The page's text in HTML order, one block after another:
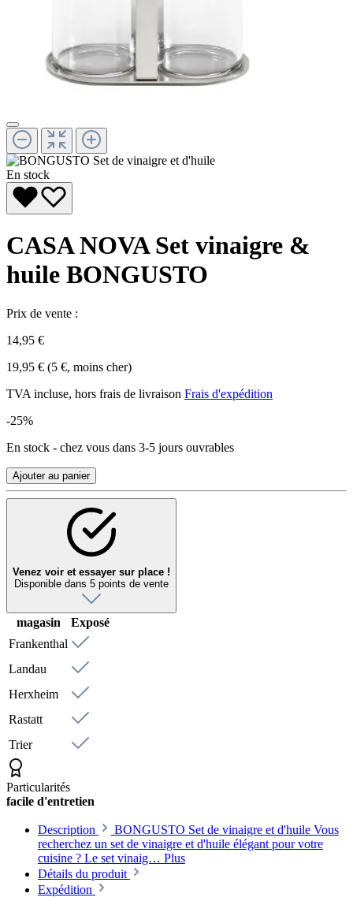
En stock
CASA NOVA Set vinaigre &
huile BONGUSTO
Prix de vente :
14,95 €
19,95 € (5 €, moins cher)
TVA incluse, hors frais de livraison Frais d'expédition
-25%
En stock - chez vous dans 3-5 jours ouvrables
Ajouter au panier
Venez voir et essayer sur place !
Disponible dans 5 points de vente
magasin
Exposé
Frankenthal
Landau
Herxheim
Rastatt
Trier
Particularités
facile d'entretien
Description
BONGUSTO Set de vinaigre et d'huile Vous
recherchez un set de vinaigre et d'huile élégant pour votre
cuisine ? Le set vinaig… Plus
Détails du produit
Expédition